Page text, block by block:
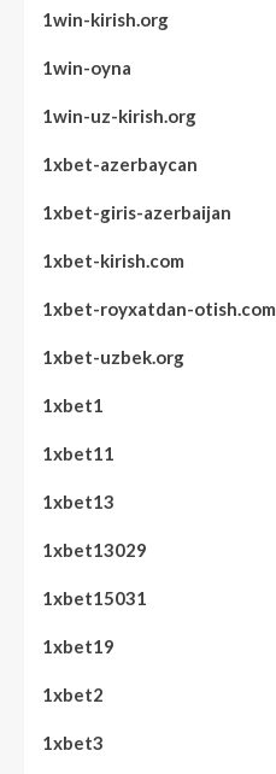
1win-kirish.org
1win-oyna
1win-uz-kirish.org
1xbet-azerbaycan
1xbet-giris-azerbaijan
1xbet-kirish.com
1xbet-royxatdan-otish.com
1xbet-uzbek.org
1xbet1
1xbet11
1xbet13
1xbet13029
1xbet15031
1xbet19
1xbet2
1xbet3